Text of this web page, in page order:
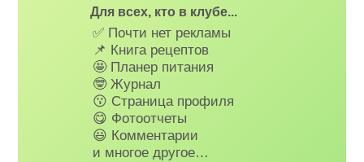
Для всех, кто в клубе...
✅ Почти нет рекламы
📌 Книга рецептов
🤩 Планер питания
🤓 Журнал
😗 Страница профиля
😋 Фотоотчеты
😃 Комментарии
и многое другое…